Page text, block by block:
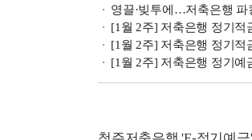
영끌·빚투에…저축은행 파
[1월 2주] 저축은행 정기
[1월 2주] 저축은행 정기적
[1월 2주] 저축은행 정기예